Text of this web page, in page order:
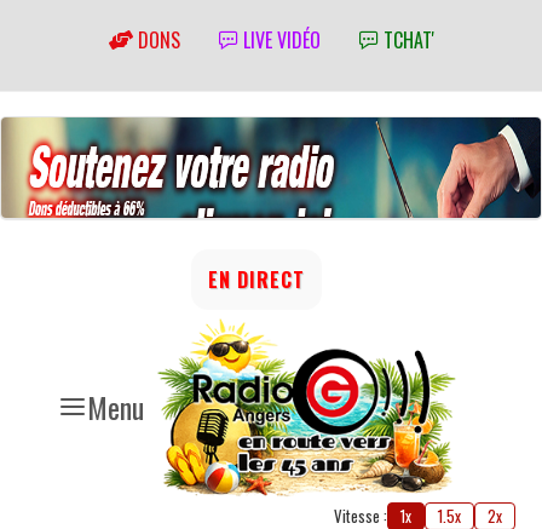
DONS LIVE VIDÉO TCHAT'
Menu
EN DIRECT
Vitesse : 1x 1.5x 2x